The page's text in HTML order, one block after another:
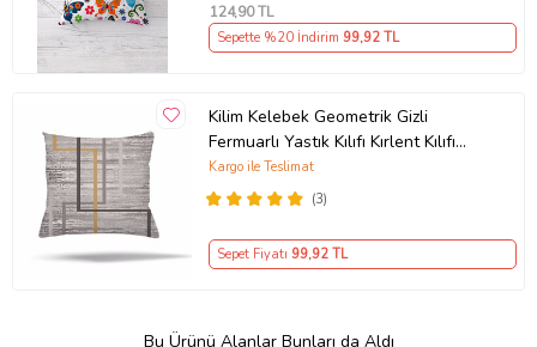
124,90 TL
Sepette %20 İndirim 99,92 TL
Kilim Kelebek Geometrik Gizli
Fermuarlı Yastık Kılıfı Kırlent Kılıfı
(3)
Kargo ile Teslimat
Sepet Fiyatı 99,92 TL
Bu Ürünü Alanlar Bunları da Aldı